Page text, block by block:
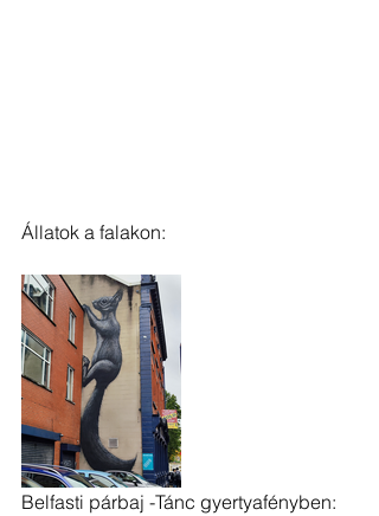
Állatok a falakon:
Belfasti párbaj -Tánc gyertyafényben: